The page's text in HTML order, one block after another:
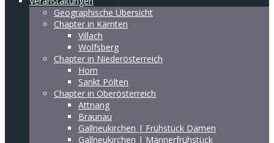
Geographische Übersicht
Chapter in Kärnten
Villach
Wolfsberg
Chapter in Niederösterreich
Horn
Sankt Pölten
Chapter in Oberösterreich
Attnang
Braunau
Gallneukirchen | Frühstück Damen
Gallneukirchen | Männerfrühstück